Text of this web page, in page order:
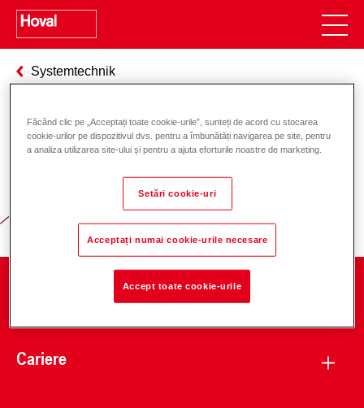
Systemtechnik
Responsabilitate pentru energie și
mediu
Cariere
Făcând clic pe „Acceptați toate cookie-urile”, sunteți de acord cu stocarea
cookie-urilor pe dispozitivul dvs. pentru a îmbunătăți navigarea pe site, pentru
a analiza utilizarea site-ului și pentru a ajuta eforturile noastre de marketing.
Setări cookie-uri
Acceptați numai cookie-urile necesare
Accept toate cookie-urile